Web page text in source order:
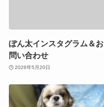
ぽん太インスタグラム＆お
問い合わせ
2026年5月20日